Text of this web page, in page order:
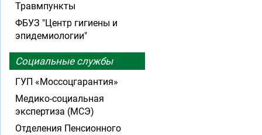
Травмпункты
ФБУЗ "Центр гигиены и
эпидемиологии"
Социальные службы
ГУП «Моссоцгарантия»
Медико-социальная
экспертиза (МСЭ)
Отделения Пенсионного